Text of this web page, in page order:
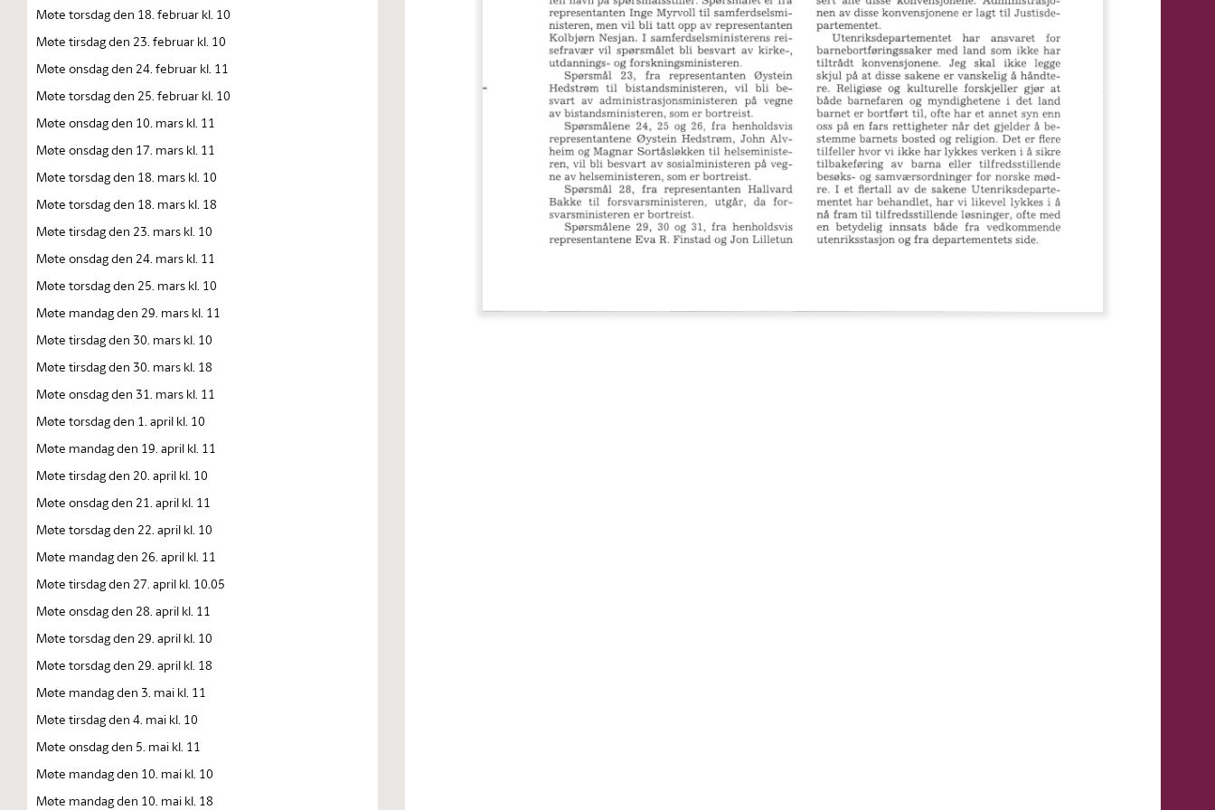
Møte torsdag den 18. februar kl. 10
Møte tirsdag den 23. februar kl. 10
Møte onsdag den 24. februar kl. 11
Møte torsdag den 25. februar kl. 10
Møte onsdag den 10. mars kl. 11
Møte onsdag den 17. mars kl. 11
Møte torsdag den 18. mars kl. 10
Møte torsdag den 18. mars kl. 18
Møte tirsdag den 23. mars kl. 10
Møte onsdag den 24. mars kl. 11
Møte torsdag den 25. mars kl. 10
Møte mandag den 29. mars kl. 11
Møte tirsdag den 30. mars kl. 10
Møte tirsdag den 30. mars kl. 18
Møte onsdag den 31. mars kl. 11
Møte torsdag den 1. april kl. 10
Møte mandag den 19. april kl. 11
Møte tirsdag den 20. april kl. 10
Møte onsdag den 21. april kl. 11
Møte torsdag den 22. april kl. 10
Møte mandag den 26. april kl. 11
Møte tirsdag den 27. april kl. 10.05
Møte onsdag den 28. april kl. 11
Møte torsdag den 29. april kl. 10
Møte torsdag den 29. april kl. 18
Møte mandag den 3. mai kl. 11
Møte tirsdag den 4. mai kl. 10
Møte onsdag den 5. mai kl. 11
Møte mandag den 10. mai kl. 10
Møte mandag den 10. mai kl. 18